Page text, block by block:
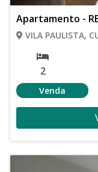
Apartamento -
VILA PAULISTA,
2
Venda